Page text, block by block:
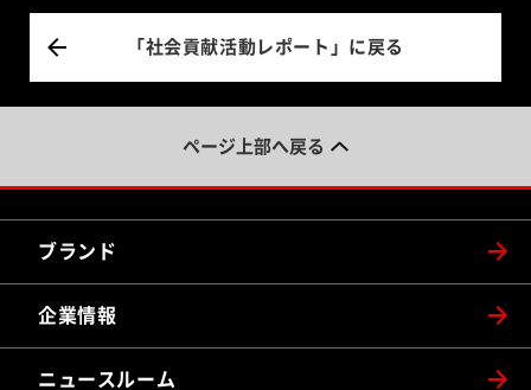
「社会貢献活動レポート」に戻る
ページ上部へ戻る
ブランド
企業情報
ニュースルーム